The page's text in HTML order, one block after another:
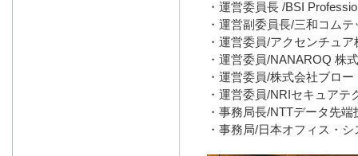
・運営委員長 /BSI
・運営副委員長/三和コム
・運営委員/アクセンチュ
・運営委員/NANAROQ 株
・運営委員/株式会社ブロ
・運営委員/NRIセキュア
・事務局長/NTTデータ先
・事務局/日本オフィス・